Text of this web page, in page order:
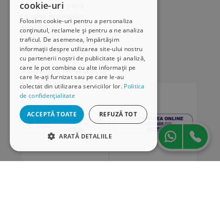
cookie-uri
Folosim cookie-uri pentru a personaliza
conținutul, reclamele și pentru a ne analiza
traficul. De asemenea, împărtășim
informații despre utilizarea site-ului nostru
cu partenerii noștri de publicitate și analiză,
care le pot combina cu alte informații pe
care le-ați furnizat sau pe care le-au
colectat din utilizarea serviciilor lor. Politica
de confidențialitate
ACCEPTĂ TOATE REFUZĂ TOT
ARATĂ DETALIILE
Modalități de plată
SEAP/SICAP
Hartă site
Cariere
Abonare newsletter